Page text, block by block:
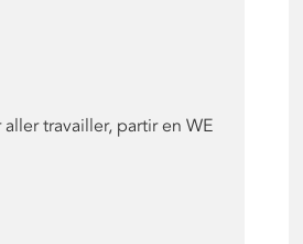
travailler, partir en WE